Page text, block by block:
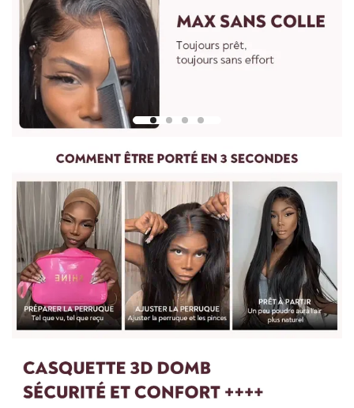
Pour mesurer la longueur d'une perruque droite, partez du
centre du bonnet de perruque ou de la tête et mesurez
jusqu'à la mèche de cheveux la plus longue en bas.
Pour les perruques bouclées et ondulées, vous devez lisser les
cheveux avant de les mesurer. Etirez doucement les cheveux
jusqu'à leur longueur maximale, puis mesurez du haut de la
perruque jusqu'à l'extrémité des cheveux.
Pour toute question, n'hésitez pas à nous contacter :